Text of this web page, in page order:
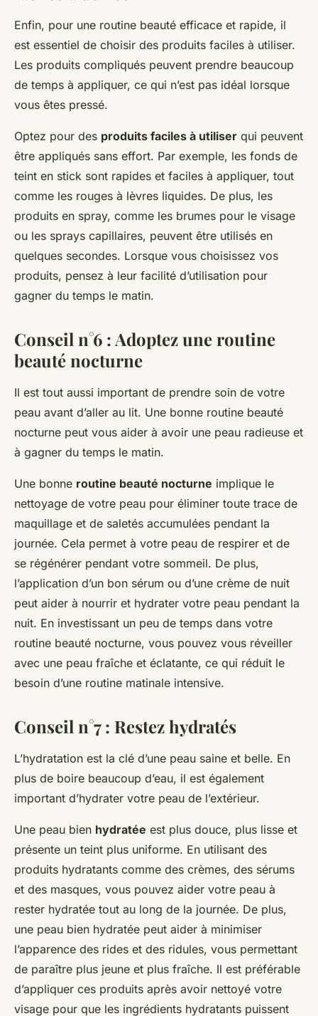
Enfin, pour une routine beauté efficace et rapide, il
est essentiel de choisir des produits faciles à utiliser.
Les produits compliqués peuvent prendre beaucoup
de temps à appliquer, ce qui n’est pas idéal lorsque
vous êtes pressé.
Optez pour des produits faciles à utiliser qui peuvent
être appliqués sans effort. Par exemple, les fonds de
teint en stick sont rapides et faciles à appliquer, tout
comme les rouges à lèvres liquides. De plus, les
produits en spray, comme les brumes pour le visage
ou les sprays capillaires, peuvent être utilisés en
quelques secondes. Lorsque vous choisissez vos
produits, pensez à leur facilité d’utilisation pour
gagner du temps le matin.
Conseil n°6 : Adoptez une routine
beauté nocturne
Il est tout aussi important de prendre soin de votre
peau avant d’aller au lit. Une bonne routine beauté
nocturne peut vous aider à avoir une peau radieuse et
à gagner du temps le matin.
Une bonne routine beauté nocturne implique le
nettoyage de votre peau pour éliminer toute trace de
maquillage et de saletés accumulées pendant la
journée. Cela permet à votre peau de respirer et de
se régénérer pendant votre sommeil. De plus,
l’application d’un bon sérum ou d’une crème de nuit
peut aider à nourrir et hydrater votre peau pendant la
nuit. En investissant un peu de temps dans votre
routine beauté nocturne, vous pouvez vous réveiller
avec une peau fraîche et éclatante, ce qui réduit le
besoin d’une routine matinale intensive.
Conseil n°7 : Restez hydratés
L’hydratation est la clé d’une peau saine et belle. En
plus de boire beaucoup d’eau, il est également
important d’hydrater votre peau de l’extérieur.
Une peau bien hydratée est plus douce, plus lisse et
présente un teint plus uniforme. En utilisant des
produits hydratants comme des crèmes, des sérums
et des masques, vous pouvez aider votre peau à
rester hydratée tout au long de la journée. De plus,
une peau bien hydratée peut aider à minimiser
l’apparence des rides et des ridules, vous permettant
de paraître plus jeune et plus fraîche. Il est préférable
d’appliquer ces produits après avoir nettoyé votre
visage pour que les ingrédients hydratants puissent